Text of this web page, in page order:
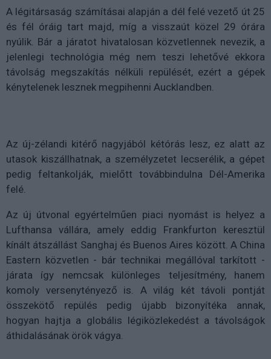
A légitársaság számításai alapján a dél felé vezető út 25
és fél óráig tart majd, míg a visszaút közel 29 órára
nyúlik. Bár a járatot hivatalosan közvetlennek nevezik, a
jelenlegi technológia még nem teszi lehetővé ekkora
távolság megszakítás nélküli repülését, ezért a gépek
kénytelenek lesznek megpihenni Aucklandben.
Az új-zélandi kitérő nagyjából kétórás lesz, ez alatt az
utasok kiszállhatnak, a személyzetet lecserélik, a gépet
pedig feltankolják, mielőtt továbbindulna Dél-Amerika
felé.
Az új útvonal egyértelműen piaci nyomást is helyez a
Lufthansa vállára, amely eddig Frankfurton keresztül
kínált átszállást Sanghaj és Buenos Aires között. A China
Eastern közvetlen - bár technikai megállóval tarkított -
járata így nemcsak különleges teljesítmény, hanem
komoly versenytényező is. A világ két távoli pontját
összekötő repülés pedig újabb bizonyítéka annak,
hogyan hajtja a globális légiközlekedést a távolságok
áthidalásának örök vágya.